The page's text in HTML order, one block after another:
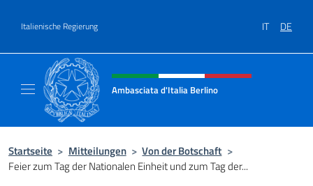
Italienische Regierung IT DE
Header-Site, Social und Menü
Ambasciata d'Italia Berlino
Startseite > Mitteilungen > Von der Botschaft >
Feier zum Tag der Nationalen Einheit und zum Tag der...